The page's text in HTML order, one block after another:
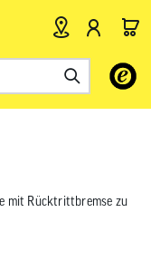
Verwende
Pfeile
nach
das
mit Rücktrittbremse zu